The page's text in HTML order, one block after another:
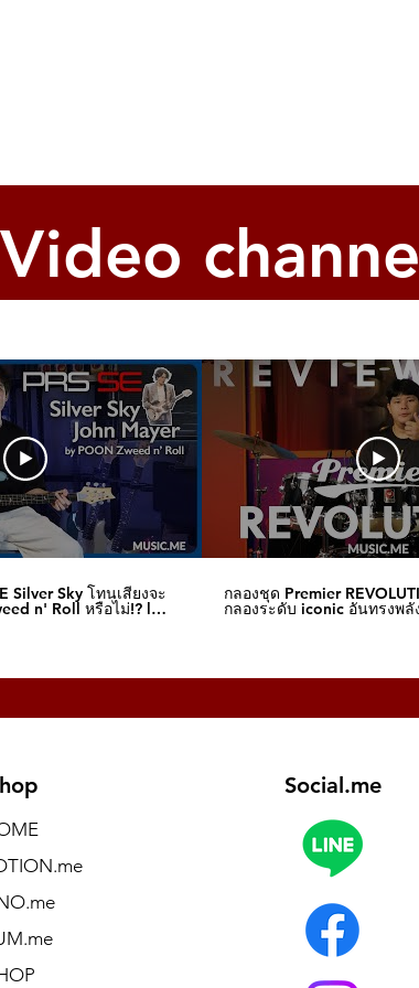
Video
Silver Sky โทนเสียงจะ
n' Roll หรือไม่!? l
กลองชุด Premier
กลองระดับ iconic อันทรงพลั
Social.me